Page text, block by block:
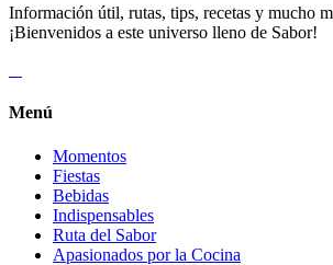
Información útil, rutas, tips, recetas y mucho
¡Bienvenidos a este universo lleno de Sabor!
Menú
Momentos
Fiestas
Bebidas
Indispensables
Ruta del Sabor
Apasionados por la Cocina